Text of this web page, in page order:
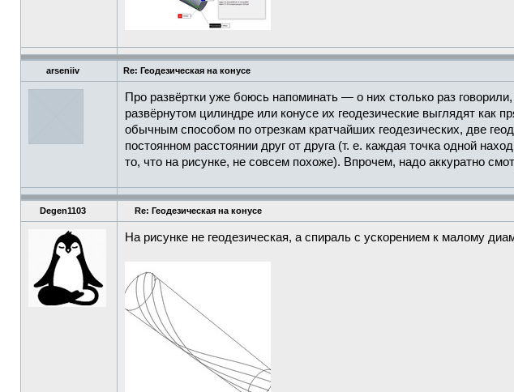
arseniiv Re: Геодезическая на конусе
Про развёртки уже боюсь напоминать — о них столько раз
развёрнутом цилиндре или конусе их геодезические выглядят как
обычным способом по отрезкам кратчайших геодезических, две
постоянном расстоянии друг от друга (т. е. каждая точка одной
то, что на рисунке, не совсем похоже). Впрочем, надо аккуратно
Degen1103 Re: Геодезическая на конусе
На рисунке не геодезическая, а спираль с ускорением к малому